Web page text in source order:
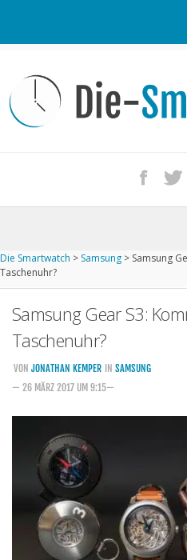
Kontakt / Tipp geben
Impressum
iPhone kaufen
Startseite
Kommende Smartwatches
Handytarife
BASE
Smartphonetarife
o2
Smartphonetarife
Prepaid-Tarife
Die Smartwatch > Samsung > Samsung
Taschenuhr?
Samsung Gear S3:
Taschenuhr?
VON JONATHAN KEMPER IN SAMSUNG
— 26 MÄRZ 2017 UM 9:15—